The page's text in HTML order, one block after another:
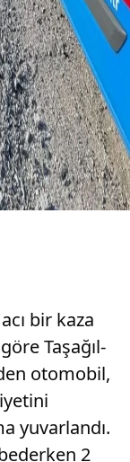
bir kaza
Taşağıl-
otomobil,
yuvarlandı.
2